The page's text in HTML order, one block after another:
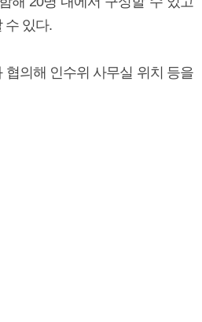
수 있다.
협의해 인수위 사무실 위치 등을